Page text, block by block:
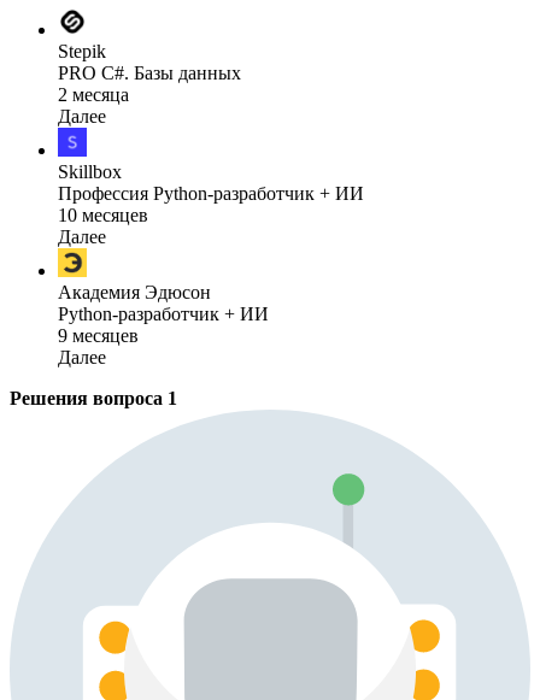
Stepik
PRO C#. Базы данных
2 месяца
Далее
Skillbox
Профессия Python-разработчик + ИИ
10 месяцев
Далее
Академия Эдюсон
Python-разработчик + ИИ
9 месяцев
Далее
Решения вопроса 1